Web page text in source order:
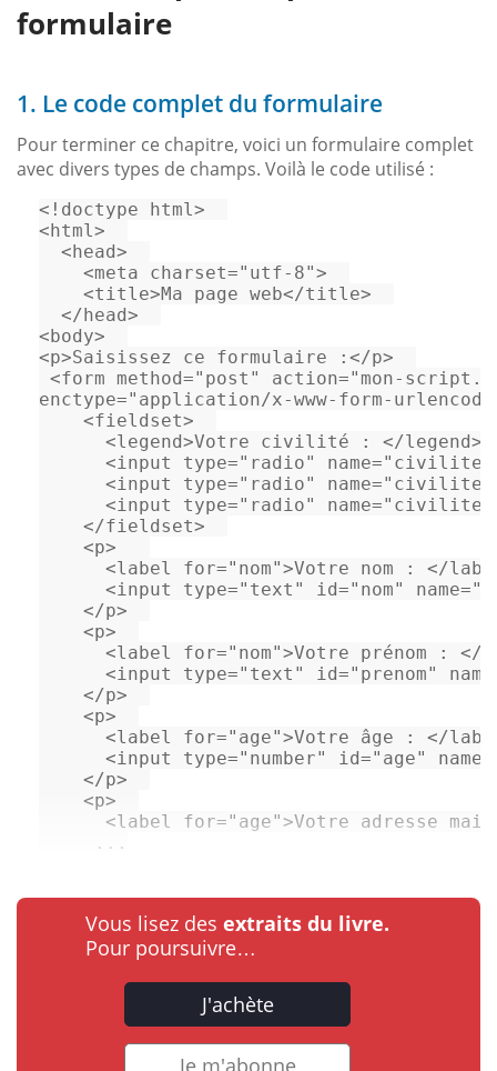
formulaire
1. Le code complet du formulaire
Pour terminer ce chapitre, voici un formulaire complet
avec divers types de champs. Voilà le code utilisé :
<!doctype html>
<html>
<head>
<meta charset="utf-8">
<title>Ma page web</title>
</head>
<body>
<p>Saisissez ce formulaire : </p>
<form method="post" action="mon-
enctype="application/x-www-form-
<fieldset>
<legend>Votre civilité : </legend>
<input type="radio" name="civilite"
<input type="radio" name="civilite"
<input type="radio" name="civilite"
</fieldset>
<p>
<label for="nom">Votre nom : </
<input type="text" id="nom" name=
</p>
<p>
<label for="nom">Votre prénom : </
<input type="text" id="prenom" name
</p>
<p>
<label for="age">Votre âge : </
<input type="number" id="age" name
</p>
<p>
<label for="age">Votre adresse
...
Vous lisez des extraits du livre.
Pour poursuivre…
J'achète
Je m'abonne